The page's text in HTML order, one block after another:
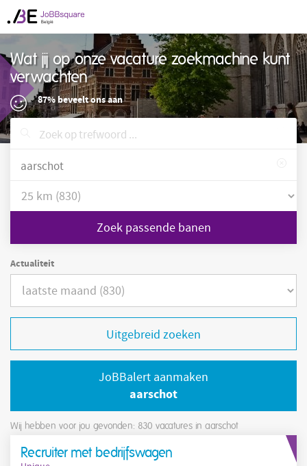
Wat jij op onze vacature zoekmachine kunt
verwachten
87% beveelt ons aan
Zoek passende banen
Actualiteit
Uitgebreid zoeken
JoBBalert aanmaken
aarschot
Wij hebben voor jou gevonden: 830 vacatures in aarschot
Recruiter met bedrijfswagen